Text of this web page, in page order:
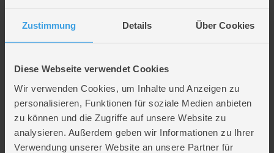
Zustimmung Details Über Cookies
Diese Webseite verwendet Cookies
Wir verwenden Cookies, um Inhalte und Anzeigen zu
personalisieren, Funktionen für soziale Medien anbieten
zu können und die Zugriffe auf unsere Website zu
analysieren. Außerdem geben wir Informationen zu Ihrer
Verwendung unserer Website an unsere Partner für
MICA Living
braun/weiß - ca. 80 x 117
9,99 € *
MICA Living
40 cm
5,99 €